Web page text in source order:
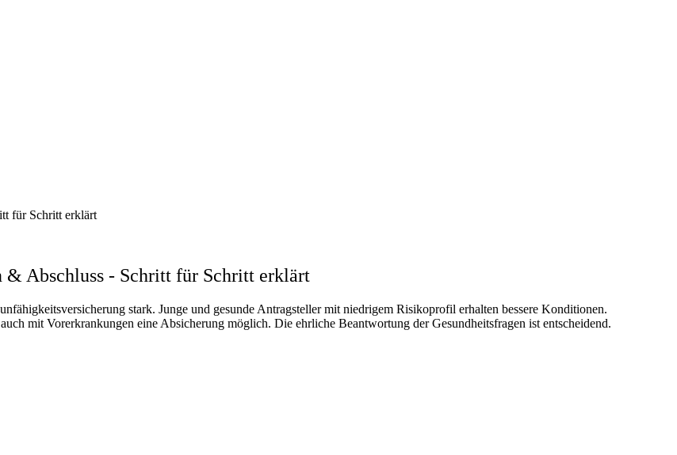
für Schritt erklärt
& Abschluss - Schritt für Schritt erklärt
stark. Junge und gesunde Antragsteller mit niedrigem Risikoprofil erhalten bessere Konditionen.
mit Vorerkrankungen eine Absicherung möglich. Die ehrliche Beantwortung der Gesundheitsfragen ist entscheidend.